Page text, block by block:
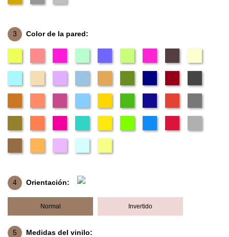
3 Color de la pared:
4 Orientación:
Normal Invertido
5 Medidas del vinilo: